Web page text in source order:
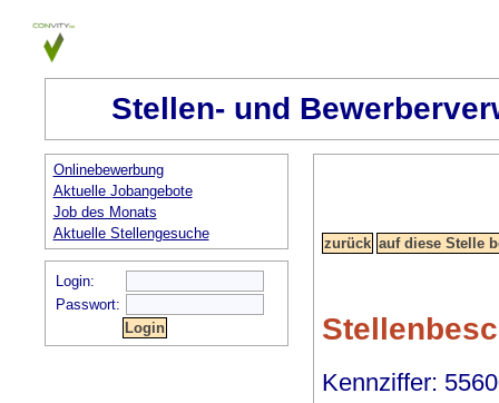
Stellen- und
Onlinebewerbung
Aktuelle Jobangebote
Job des Monats
Aktuelle Stellengesuche
Login:
Passwort:
Kennziffer: